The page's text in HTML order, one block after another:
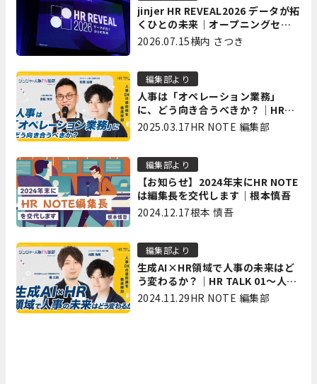
jinjer HR REVEAL2026 データが拓
くひとの未来｜オープニングセッ
ション イベントレポート前編
2026.07.15横内 さつき
人事は「オペレーション業務」
に、どう向き合うべきか？｜HR
TALK 02～人事DXの最前線を徹底
編集部より
2025.03.17HR NOTE 編集部
【お知らせ】2024年末にHR NOTE
は編集長を交代します｜根本慎吾
編集部より
2024.12.17根本 慎吾
生成AI×HR領域で人事の未来はど
う変わるか？｜HR TALK 01～人事
DXの最前線を徹底解剖～
編集部より
2024.11.29HR NOTE 編集部